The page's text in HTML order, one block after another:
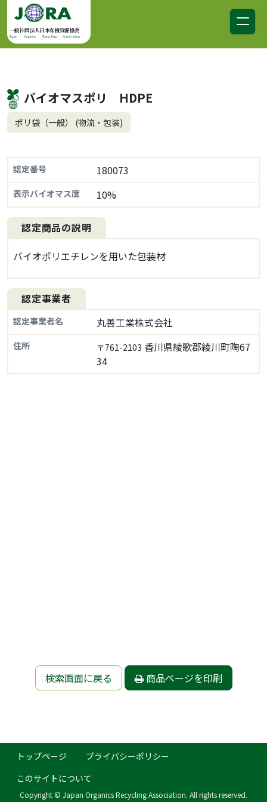
コンテンツへスキップ
メインナビゲーション
一般社団法人日本有機資源協会
Japan Organics Recycling Association
バイオマスポリ HDPE
ポリ袋（一般） (物流・包装)
認定番号 180073
表示バイオマス度 10%
認定商品の説明
バイオポリエチレンを用いた包装材
認定事業者
認定事業者名 丸善工業株式会社
住所 〒761-2103 香川県綾歌郡綾川町陶67
34
検索画面に戻る 商品ページを印刷
トップページ
プライバシーポリシー
このサイトについて
Copyright © Japan Organics Recycling Association. All rights reserved.